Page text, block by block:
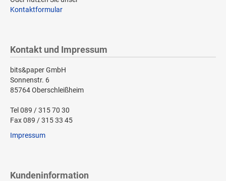
Kontaktformular
Kontakt und Impressum
bits&paper GmbH
Sonnenstr. 6
85764 Oberschleißheim
Tel 089 / 315 70 30
Fax 089 / 315 33 45
Impressum
Kundeninformation